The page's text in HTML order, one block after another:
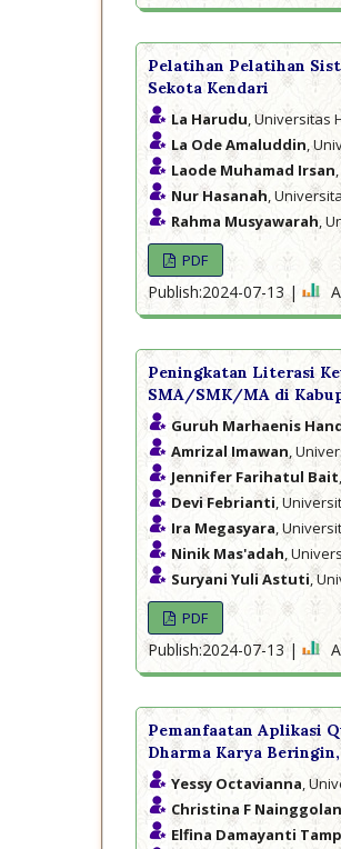
Pelatihan Pelatihan
Sekota Kendari
La Harudu, Universitas
La Ode Amaluddin,
Laode Muhamad Irsan
Nur Hasanah,
Rahma Musyawarah,
PDF
Publish:2024-07-13 |
Peningkatan Literasi
SMA/SMK/MA di
Guruh Marhaenis
Amrizal Imawan,
Jennifer Farihatul Bait
Devi Febrianti,
Ira Megasyara,
Ninik Mas'adah,
Suryani Yuli Astuti,
PDF
Publish:2024-07-13 |
Pemanfaatan Aplikasi
Dharma Karya
Yessy Octavianna,
Christina F Nainggolan
Elfina Damayanti